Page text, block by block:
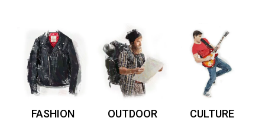
FASHION OUTDOOR CULTURE